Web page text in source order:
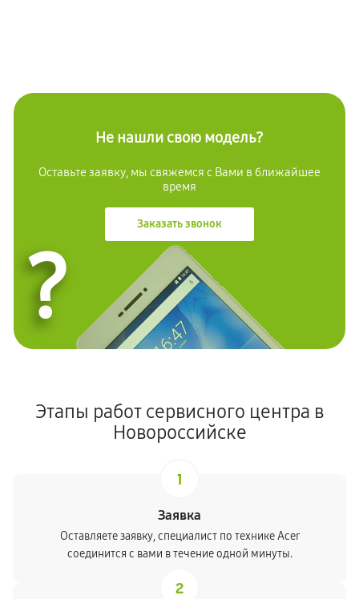
Не нашли свою модель?
Оставьте заявку, мы свяжемся с Вами в ближайшее
время
Заказать звонок
?
Этапы работ сервисного центра в
Новороссийске
1
Заявка
Оставляете заявку, специалист по технике Acer
соединится с вами в течение одной минуты.
2